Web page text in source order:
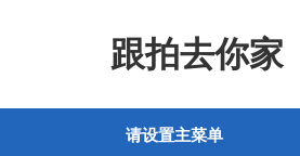
跟拍去你家
请设置主菜单